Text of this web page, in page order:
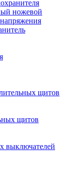
ножевой
щитов
щитов
выключателей